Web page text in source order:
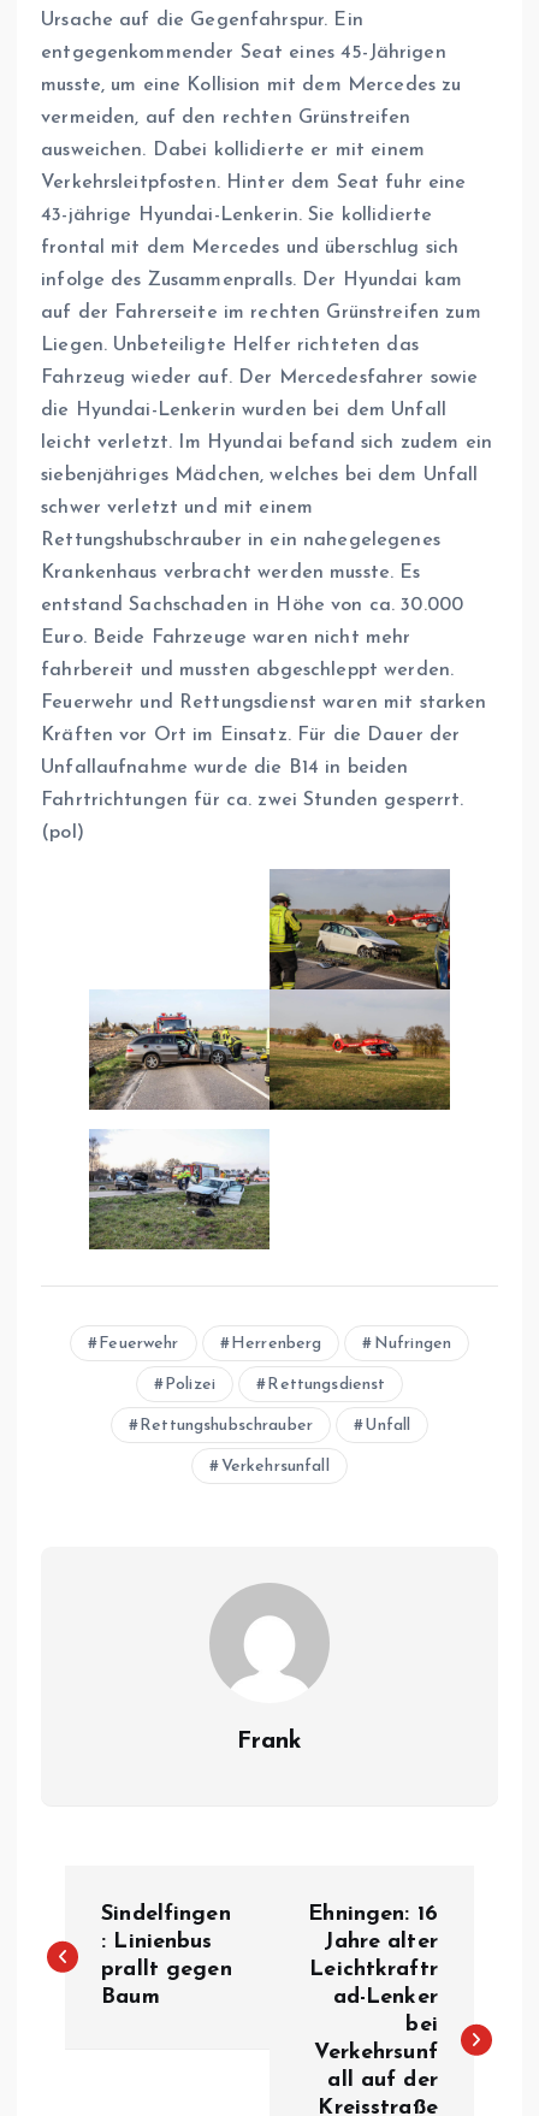
Ursache auf die Gegenfahrspur. Ein
entgegenkommender Seat eines 45-Jährigen
musste, um eine Kollision mit dem Mercedes zu
vermeiden, auf den rechten Grünstreifen
ausweichen. Dabei kollidierte er mit einem
Verkehrsleitpfosten. Hinter dem Seat fuhr eine
43-jährige Hyundai-Lenkerin. Sie kollidierte
frontal mit dem Mercedes und überschlug sich
infolge des Zusammenpralls. Der Hyundai kam
auf der Fahrerseite im rechten Grünstreifen zum
Liegen. Unbeteiligte Helfer richteten das
Fahrzeug wieder auf. Der Mercedesfahrer sowie
die Hyundai-Lenkerin wurden bei dem Unfall
leicht verletzt. Im Hyundai befand sich zudem ein
siebenjähriges Mädchen, welches bei dem Unfall
schwer verletzt und mit einem
Rettungshubschrauber in ein nahegelegenes
Krankenhaus verbracht werden musste. Es
entstand Sachschaden in Höhe von ca. 30.000
Euro. Beide Fahrzeuge waren nicht mehr
fahrbereit und mussten abgeschleppt werden.
Feuerwehr und Rettungsdienst waren mit starken
Kräften vor Ort im Einsatz. Für die Dauer der
Unfallaufnahme wurde die B14 in beiden
Fahrtrichtungen für ca. zwei Stunden gesperrt.
(pol)
Feuerwehr Herrenberg Nufringen
Polizei Rettungsdienst
Rettungshubschrauber Unfall
Verkehrsunfall
Frank
e
Sindelfingen
: Linienbus
prallt gegen
Baum
Ehningen: 16
Jahre alter
Leichtkraftr
ad-Lenker
bei
Verkehrsunf
all auf der
Kreisstraße